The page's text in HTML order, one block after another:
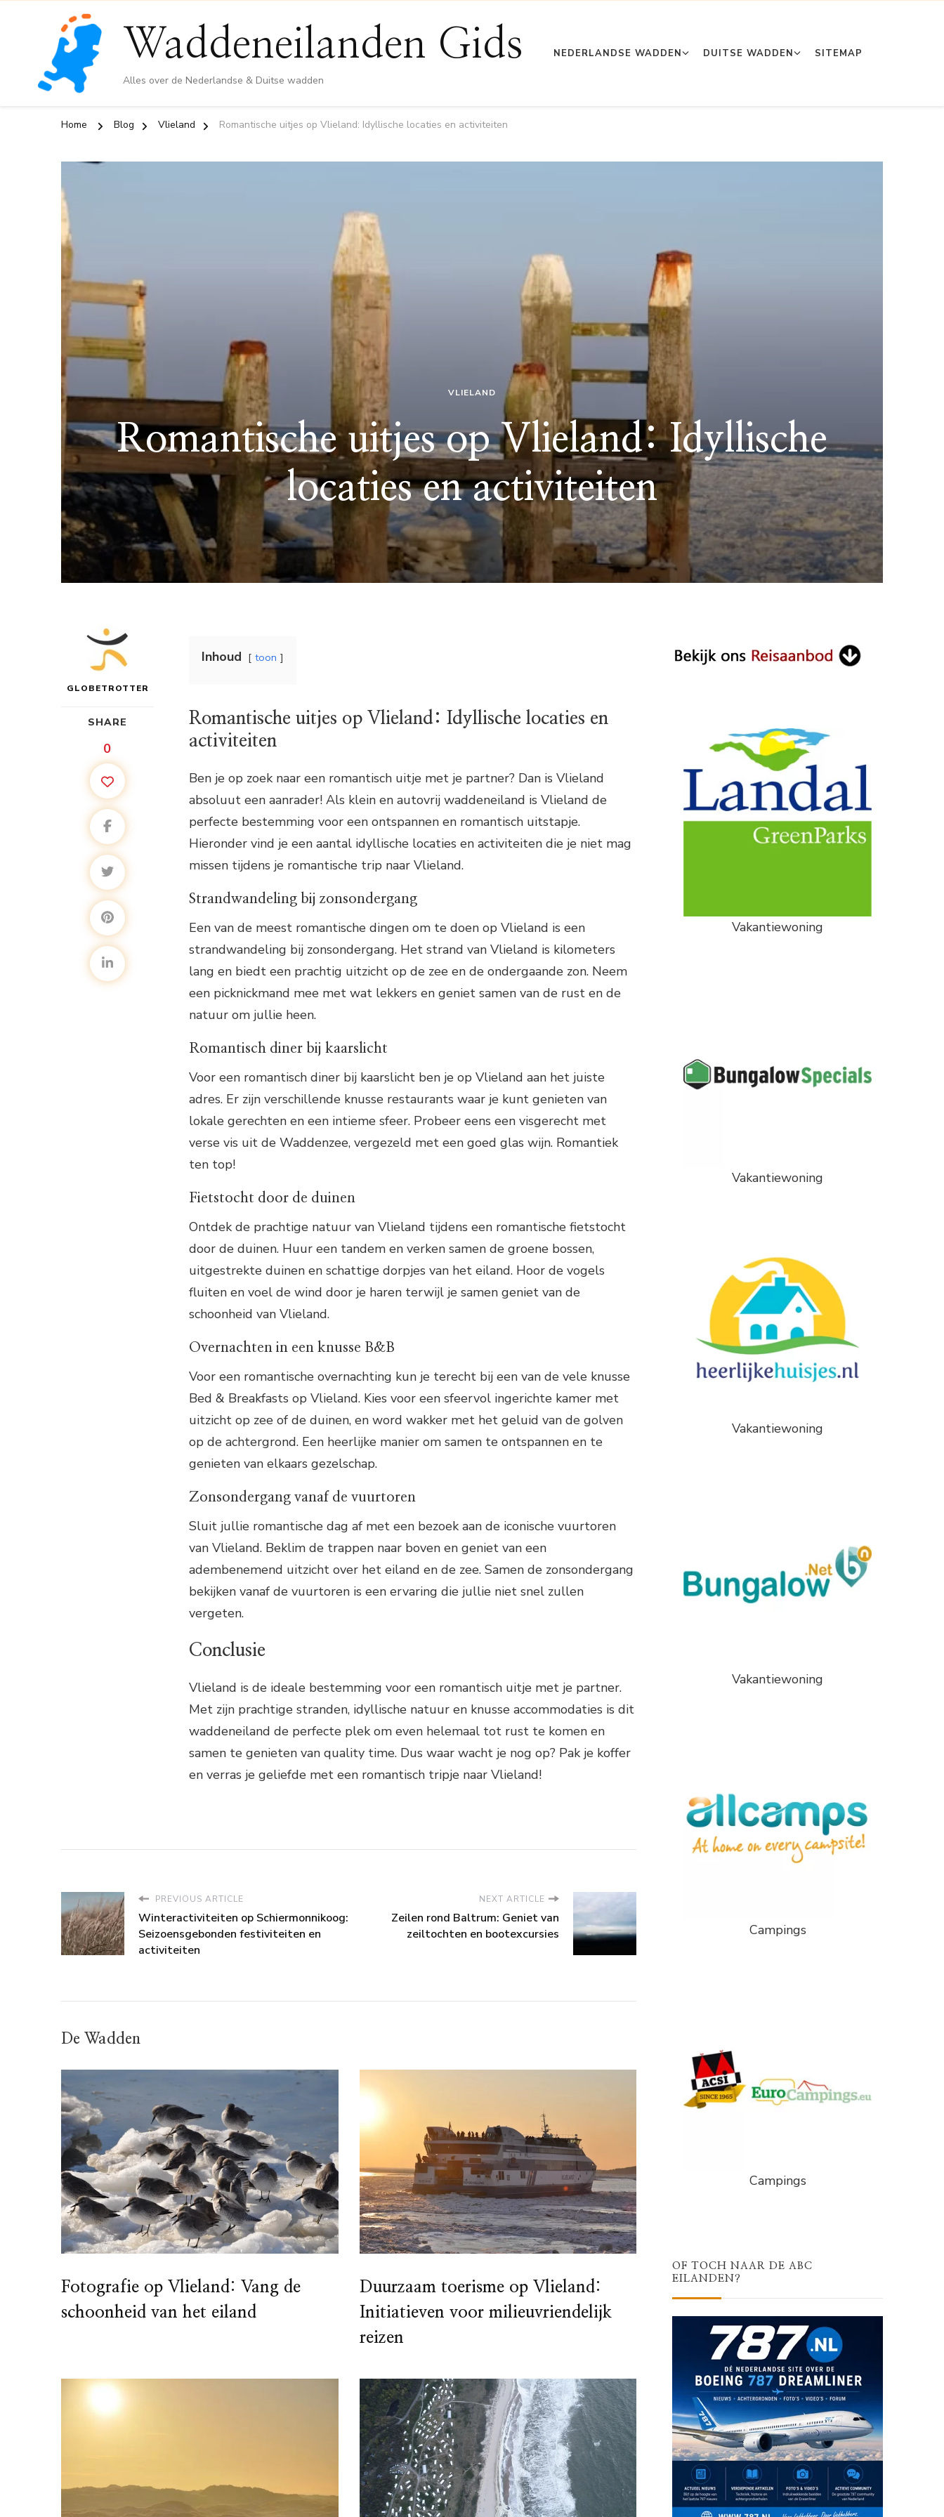
Waddeneilanden Gids
Alles over de Nederlandse & Duitse wadden
NEDERLANDSE WADDEN DUITSE WADDEN SITEMAP
Home Blog Vlieland Romantische uitjes op Vlieland: Idyllische locaties en activiteiten
VLIELAND
Romantische uitjes op Vlieland: Idyllische
locaties en activiteiten
GLOBETROTTER
SHARE
0
Inhoud toon
Romantische uitjes op Vlieland: Idyllische locaties en
activiteiten
Ben je op zoek naar een romantisch uitje met je partner? Dan is Vlieland
absoluut een aanrader! Als klein en autovrij waddeneiland is Vlieland de
perfecte bestemming voor een ontspannen en romantisch uitstapje.
Hieronder vind je een aantal idyllische locaties en activiteiten die je niet mag
missen tijdens je romantische trip naar Vlieland.
Strandwandeling bij zonsondergang
Een van de meest romantische dingen om te doen op Vlieland is een
strandwandeling bij zonsondergang. Het strand van Vlieland is kilometers
lang en biedt een prachtig uitzicht op de zee en de ondergaande zon. Neem
een picknickmand mee met wat lekkers en geniet samen van de rust en de
natuur om jullie heen.
Romantisch diner bij kaarslicht
Voor een romantisch diner bij kaarslicht ben je op Vlieland aan het juiste
adres. Er zijn verschillende knusse restaurants waar je kunt genieten van
lokale gerechten en een intieme sfeer. Probeer eens een visgerecht met
verse vis uit de Waddenzee, vergezeld met een goed glas wijn. Romantiek
ten top!
Fietstocht door de duinen
Ontdek de prachtige natuur van Vlieland tijdens een romantische fietstocht
door de duinen. Huur een tandem en verken samen de groene bossen,
uitgestrekte duinen en schattige dorpjes van het eiland. Hoor de vogels
fluiten en voel de wind door je haren terwijl je samen geniet van de
schoonheid van Vlieland.
Overnachten in een knusse B&B
Voor een romantische overnachting kun je terecht bij een van de vele knusse
Bed & Breakfasts op Vlieland. Kies voor een sfeervol ingerichte kamer met
uitzicht op zee of de duinen, en word wakker met het geluid van de golven
op de achtergrond. Een heerlijke manier om samen te ontspannen en te
genieten van elkaars gezelschap.
Zonsondergang vanaf de vuurtoren
Sluit jullie romantische dag af met een bezoek aan de iconische vuurtoren
van Vlieland. Beklim de trappen naar boven en geniet van een
adembenemend uitzicht over het eiland en de zee. Samen de zonsondergang
bekijken vanaf de vuurtoren is een ervaring die jullie niet snel zullen
vergeten.
Conclusie
Vlieland is de ideale bestemming voor een romantisch uitje met je partner.
Met zijn prachtige stranden, idyllische natuur en knusse accommodaties is dit
waddeneiland de perfecte plek om even helemaal tot rust te komen en
samen te genieten van quality time. Dus waar wacht je nog op? Pak je koffer
en verras je geliefde met een romantisch tripje naar Vlieland!
PREVIOUS ARTICLE
Winteractiviteiten op Schiermonnikoog:
Seizoensgebonden festiviteiten en
activiteiten
NEXT ARTICLE
Zeilen rond Baltrum: Geniet van
zeiltochten en bootexcursies
De Wadden
Fotografie op Vlieland: Vang de
schoonheid van het eiland
Duurzaam toerisme op Vlieland:
Initiatieven voor milieuvriendelijk
reizen
Vakantiewoning
Vakantiewoning
Vakantiewoning
Vakantiewoning
Campings
Campings
OF TOCH NAAR DE ABC
EILANDEN?